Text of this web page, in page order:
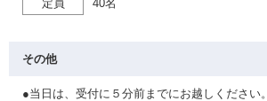
定員 40名
その他
●当日は、受付に５分前までにお越しください。